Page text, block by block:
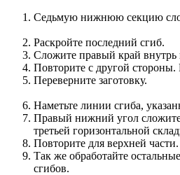
Седьмую нижнюю секцию
Раскройте последний сгиб.
Сложите правый край внутрь
Повторите с другой стороны.
Переверните заготовку.
Наметьте линии сгиба,
Правый нижний угол
третьей горизонтальной
Повторите для верхней части.
Так же обработайте
сгибов.